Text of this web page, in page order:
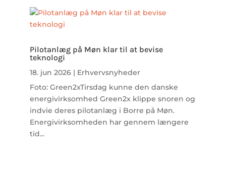
Pilotanlæg på Møn klar til at bevise
teknologi
18. jun 2026 | Erhvervsnyheder
Foto: Green2xTirsdag kunne den danske
energivirksomhed Green2x klippe snoren og
indvie deres pilotanlæg i Borre på Møn.
Energivirksomheden har gennem længere
tid...